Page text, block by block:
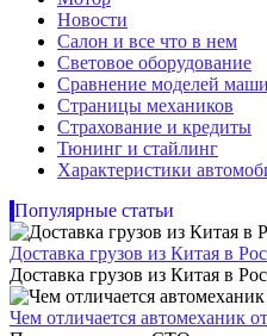
Новости
Салон и все что в нем
Световое оборудование
Сравнение моделей
Страницы механиков
Страхование и кредиты
Тюнинг и стайлинг
Характеристики
Популярные статьи
Доставка грузов из Китая в
Доставка грузов из Китая в
Чем отличается автомеханик